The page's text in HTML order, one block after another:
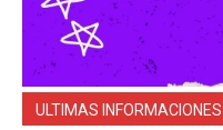
ULTIMAS INFORMACIONES